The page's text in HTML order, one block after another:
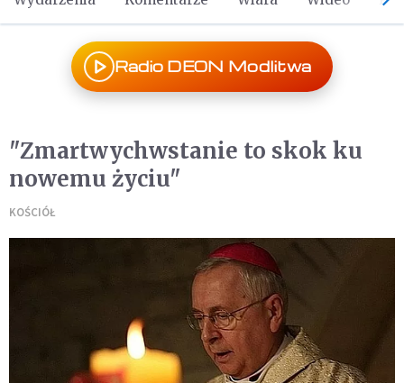
Radio DEON Modlitwa
"Zmartwychwstanie to skok ku
nowemu życiu"
KOŚCIÓŁ